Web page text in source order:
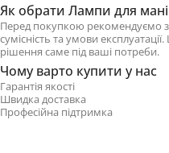
Як обрати Лампи для
Перед покупкою рекомендуємо
сумісність та умови
рішення саме під ваші потреби.
Чому варто купити у нас
Гарантія якості
Швидка доставка
Професійна підтримка